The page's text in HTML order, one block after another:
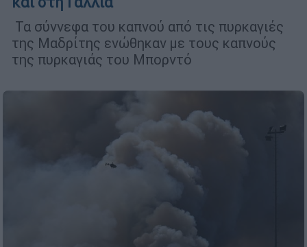
Τα σύννεφα του καπνού από τις πυρκαγιές
της Μαδρίτης ενώθηκαν με τους καπνούς
της πυρκαγιάς του Μπορντό